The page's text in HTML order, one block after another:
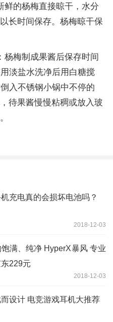
的杨梅直接晾干，水分
长时间保存。杨梅晾干保
梅制成果酱后保存时间
淡盐水洗净后用白糖搅
入不锈钢小锅中不停的
待果酱慢慢粘稠或放入玻
充电真的会损坏电池吗？
2018-12-03
满、纯净 HyperX暴风 专业
229元
2018-12-03
设计 电竞游戏耳机大推荐